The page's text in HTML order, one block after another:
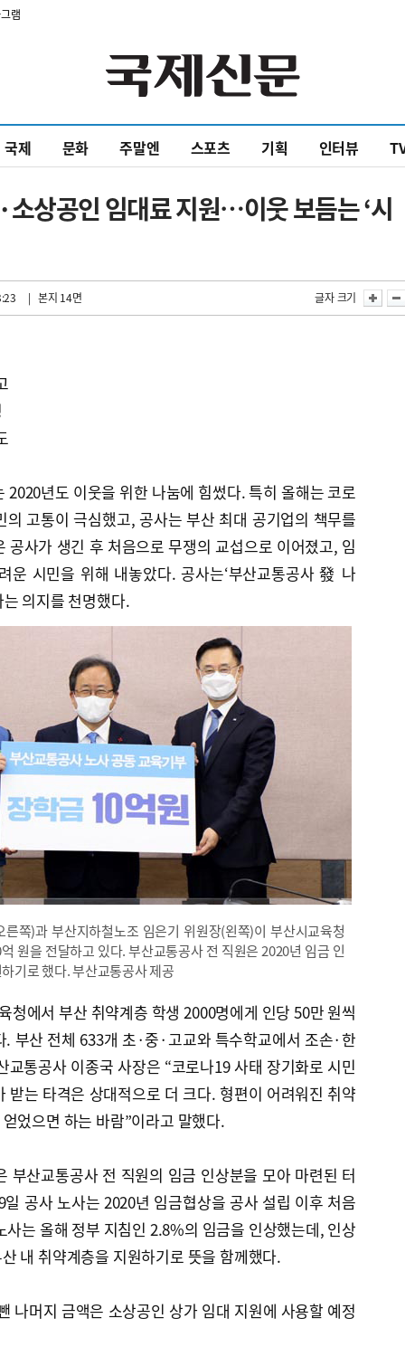
램
국제 문화 주말엔 스포츠 기획 인터뷰
상공인 임대료 지원…이웃 보듬는 ‘시
| 본지 14면 글자 크기
2020년도 이웃을 위한 나눔에 힘썼다. 특히 올해는 코로
고통이 극심했고, 공사는 부산 최대 공기업의 책무를
공사가 생긴 후 처음으로 무쟁의 교섭으로 이어졌고, 임
운 시민을 위해 내놓았다. 공사는‘부산교통공사 發 나
의지를 천명했다.
쪽)과 부산지하철노조 임은기 위원장(왼쪽)이 부산시교육청
원을 전달하고 있다. 부산교통공사 전 직원은 2020년 임금 인
기로 했다. 부산교통공사 제공
청에서 부산 취약계층 학생 2000명에게 인당 50만 원씩
부산 전체 633개 초·중·고교와 특수학교에서 조손·한
통공사 이종국 사장은 “코로나19 사태 장기화로 시민
받는 타격은 상대적으로 더 크다. 형편이 어려워진 취약
었으면 하는 바람”이라고 말했다.
부산교통공사 전 직원의 임금 인상분을 모아 마련된 터
공사 노사는 2020년 임금협상을 공사 설립 이후 처음
는 올해 정부 지침인 2.8%의 임금을 인상했는데, 인상
내 취약계층을 지원하기로 뜻을 함께했다.
나머지 금액은 소상공인 상가 임대 지원에 사용할 예정